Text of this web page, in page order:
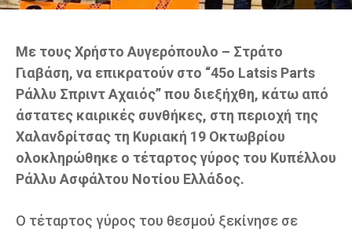
Με τους Χρήστο Αυγερόπουλο – Στράτο
Γιαβάση, να επικρατούν στο “45ο Latsis Parts
Ράλλυ Σπριντ Αχαιός” που διεξήχθη, κάτω από
άστατες καιρικές συνθήκες, στη περιοχή της
Χαλανδρίτσας τη Κυριακή 19 Οκτωβρίου
ολοκληρώθηκε ο τέταρτος γύρος του Κυπέλλου
Ράλλυ Ασφάλτου Νοτίου Ελλάδος.
Ο τέταρτος γύρος του θεσμού ξεκίνησε σε